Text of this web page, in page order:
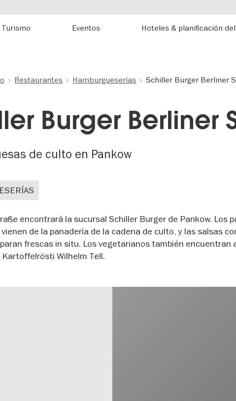
Turismo
Eventos Hoteles & planificación
Restaurantes Hamburgueserías Schiller Burger Berliner
Burger Berliner
de culto en Pankow
encontrará la sucursal Schiller Burger de Pankow. Los
de la panadería de la cadena de culto, y las salsas
frescas in situ. Los vegetarianos también encuentran
Wilhelm Tell.